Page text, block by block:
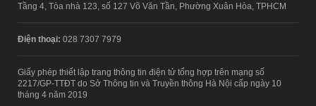
Tầng 4, Tòa nhà 123, số 127 Võ Văn Tần, Phường Xuân Hòa, TPHCM
Điện thoại: 028 7307 7979
Giấy phép thiết lập trang thông tin điện tử tổng hợp trên mạng số
2217/GP-TTĐT do Sở Thông tin và Truyền thông Hà Nội cấp ngày 10
tháng 4 năm 2019